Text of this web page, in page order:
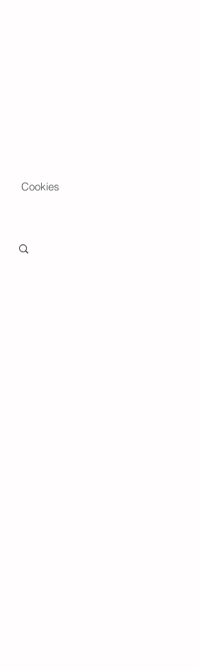
Cookies